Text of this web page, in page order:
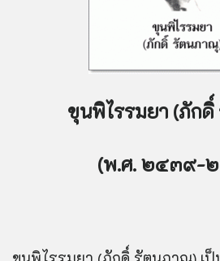
ขุนพิไรรมยา (ภัก
(พ.ศ. ๒๔๓๙-